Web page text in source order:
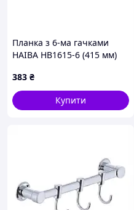
Планка з 6-ма гачками
HAIBA HB1615-6 (415 мм)
383 ₴
Купити